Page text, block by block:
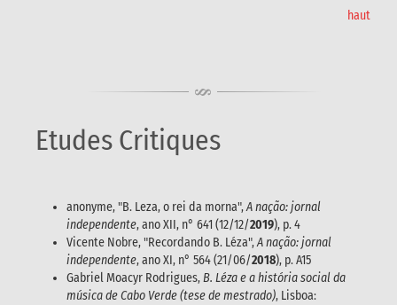
haut
Etudes Critiques
anonyme, "B. Leza, o rei da morna",A nação: jornal
independente, ano XII, n° 641 (12/12/2019), p. 4
Vicente Nobre, "Recordando B. Léza",A nação: jornal
independente, ano XI, n° 564 (21/06/2018), p. A15
Gabriel Moacyr Rodrigues,B. Léza e a história social da
música de Cabo Verde (tese de mestrado), Lisboa: